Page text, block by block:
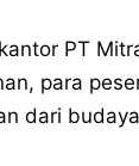
PT
para
dari